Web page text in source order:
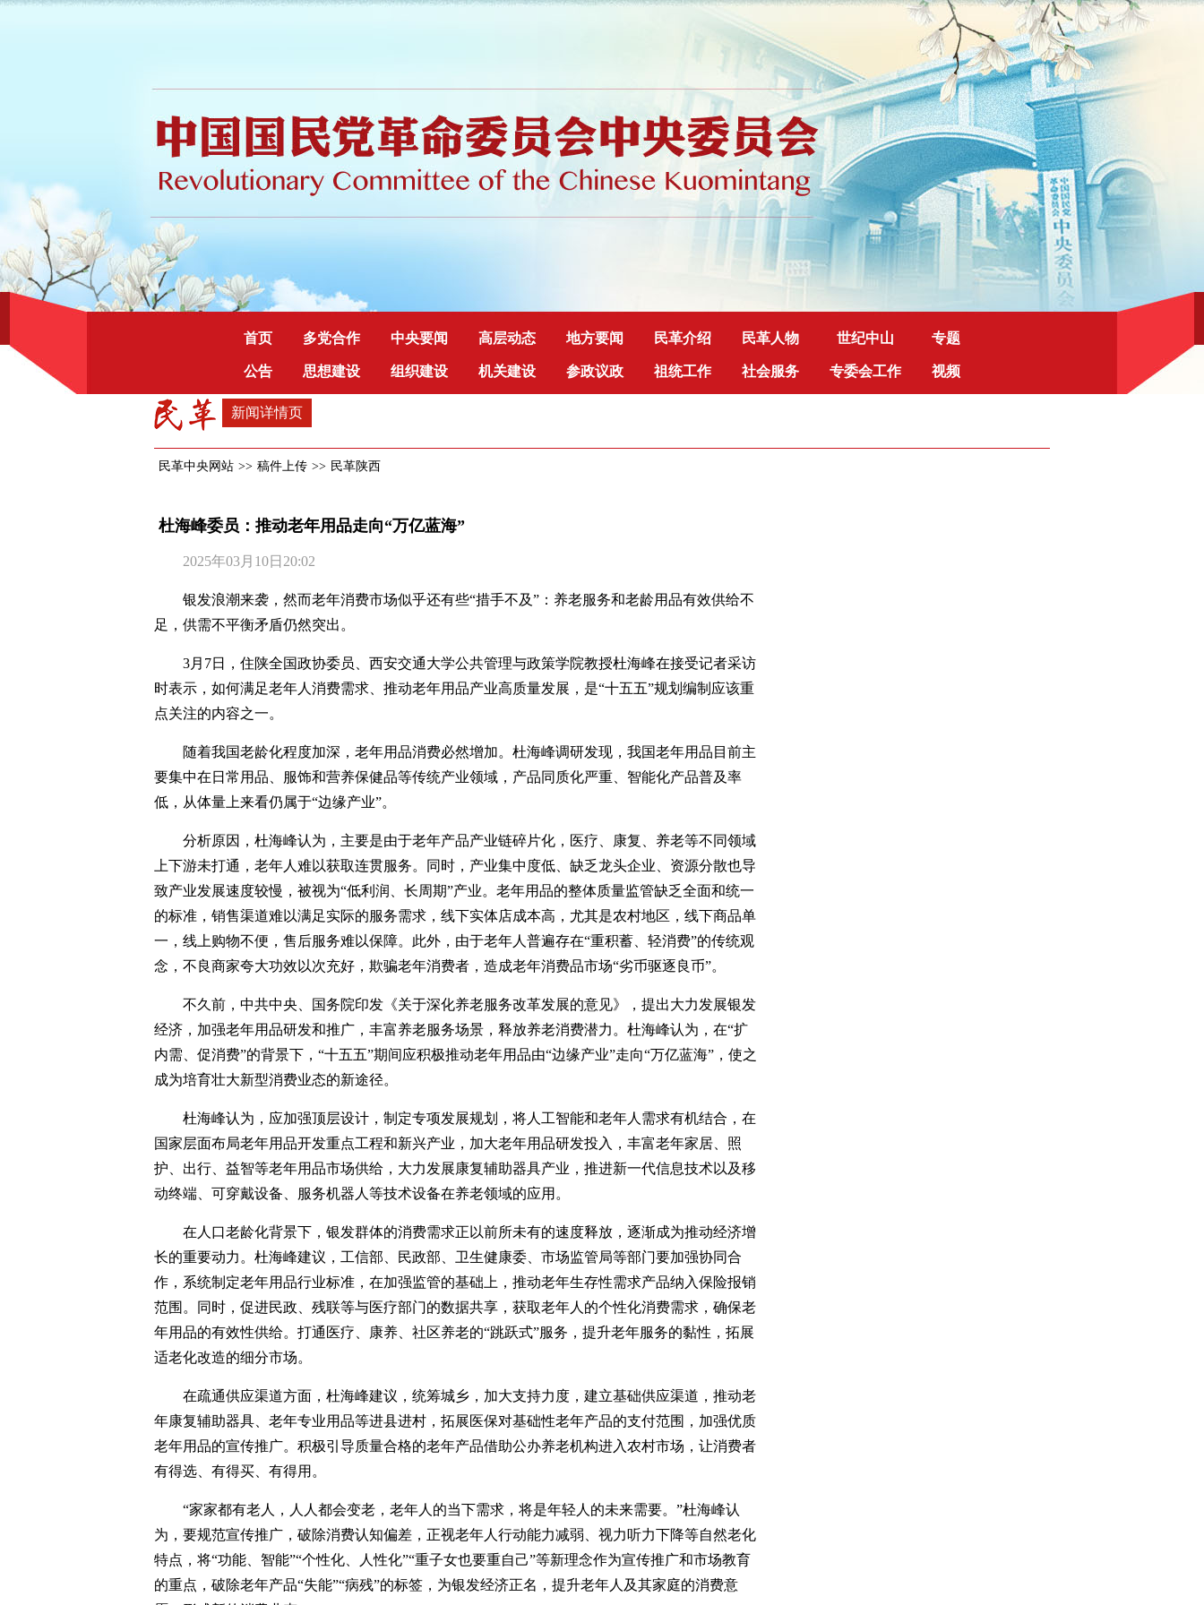
首页 多党合作 中央要闻 高层动态 地方要闻 民革介绍 民革人物 世纪中山 专题
公告 思想建设 组织建设 机关建设 参政议政 祖统工作 社会服务 专委会工作 视频
新闻详情页
民革中央网站 >> 稿件上传 >> 民革陕西
杜海峰委员：推动老年用品走向“万亿蓝海”
2025年03月10日20:02
银发浪潮来袭，然而老年消费市场似乎还有些“措手不及”：养老服务和老龄用品有效供给不
足，供需不平衡矛盾仍然突出。
3月7日，住陕全国政协委员、西安交通大学公共管理与政策学院教授杜海峰在接受记者采访
时表示，如何满足老年人消费需求、推动老年用品产业高质量发展，是“十五五”规划编制应该重
点关注的内容之一。
随着我国老龄化程度加深，老年用品消费必然增加。杜海峰调研发现，我国老年用品目前主
要集中在日常用品、服饰和营养保健品等传统产业领域，产品同质化严重、智能化产品普及率
低，从体量上来看仍属于“边缘产业”。
分析原因，杜海峰认为，主要是由于老年产品产业链碎片化，医疗、康复、养老等不同领域
上下游未打通，老年人难以获取连贯服务。同时，产业集中度低、缺乏龙头企业、资源分散也导
致产业发展速度较慢，被视为“低利润、长周期”产业。老年用品的整体质量监管缺乏全面和统一
的标准，销售渠道难以满足实际的服务需求，线下实体店成本高，尤其是农村地区，线下商品单
一，线上购物不便，售后服务难以保障。此外，由于老年人普遍存在“重积蓄、轻消费”的传统观
念，不良商家夸大功效以次充好，欺骗老年消费者，造成老年消费品市场“劣币驱逐良币”。
不久前，中共中央、国务院印发《关于深化养老服务改革发展的意见》，提出大力发展银发
经济，加强老年用品研发和推广，丰富养老服务场景，释放养老消费潜力。杜海峰认为，在“扩
内需、促消费”的背景下，“十五五”期间应积极推动老年用品由“边缘产业”走向“万亿蓝海”，使之
成为培育壮大新型消费业态的新途径。
杜海峰认为，应加强顶层设计，制定专项发展规划，将人工智能和老年人需求有机结合，在
国家层面布局老年用品开发重点工程和新兴产业，加大老年用品研发投入，丰富老年家居、照
护、出行、益智等老年用品市场供给，大力发展康复辅助器具产业，推进新一代信息技术以及移
动终端、可穿戴设备、服务机器人等技术设备在养老领域的应用。
在人口老龄化背景下，银发群体的消费需求正以前所未有的速度释放，逐渐成为推动经济增
长的重要动力。杜海峰建议，工信部、民政部、卫生健康委、市场监管局等部门要加强协同合
作，系统制定老年用品行业标准，在加强监管的基础上，推动老年生存性需求产品纳入保险报销
范围。同时，促进民政、残联等与医疗部门的数据共享，获取老年人的个性化消费需求，确保老
年用品的有效性供给。打通医疗、康养、社区养老的“跳跃式”服务，提升老年服务的黏性，拓展
适老化改造的细分市场。
在疏通供应渠道方面，杜海峰建议，统筹城乡，加大支持力度，建立基础供应渠道，推动老
年康复辅助器具、老年专业用品等进县进村，拓展医保对基础性老年产品的支付范围，加强优质
老年用品的宣传推广。积极引导质量合格的老年产品借助公办养老机构进入农村市场，让消费者
有得选、有得买、有得用。
“家家都有老人，人人都会变老，老年人的当下需求，将是年轻人的未来需要。”杜海峰认
为，要规范宣传推广，破除消费认知偏差，正视老年人行动能力减弱、视力听力下降等自然老化
特点，将“功能、智能”“个性化、人性化”“重子女也要重自己”等新理念作为宣传推广和市场教育
的重点，破除老年产品“失能”“病残”的标签，为银发经济正名，提升老年人及其家庭的消费意